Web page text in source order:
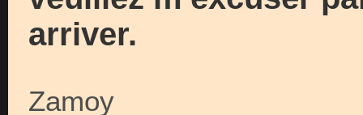
arriver.
Zamoy